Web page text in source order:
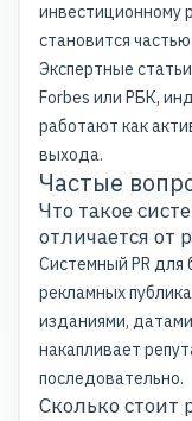
инвестиционному
становится
Экспертные
Forbes или РБК,
работают как
выхода.
Частые
Что такое
отличается от
Системный PR для
рекламных
изданиями,
накапливает
последовательно.
Сколько стоит